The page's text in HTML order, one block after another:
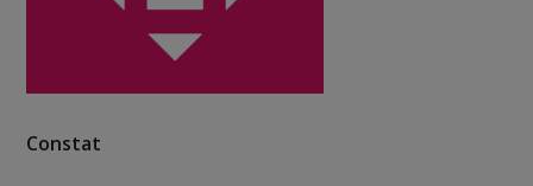
Constat